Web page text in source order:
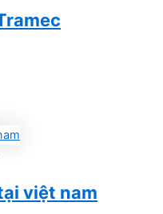
việt nam